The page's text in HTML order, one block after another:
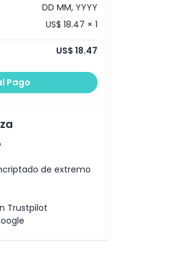
DD MM, YYYY
US$ 18.47 × 1
US$ 18.47
Pago
de extremo
Trustpilot